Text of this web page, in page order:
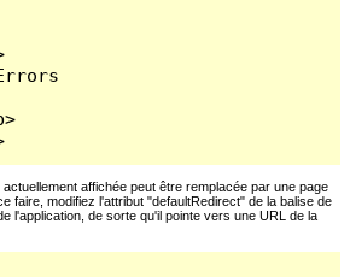
affichée peut être remplacée par une page
faire, modifiez l'attribut "defaultRedirect" de la balise de
l'application, de sorte qu'il pointe vers une URL de la